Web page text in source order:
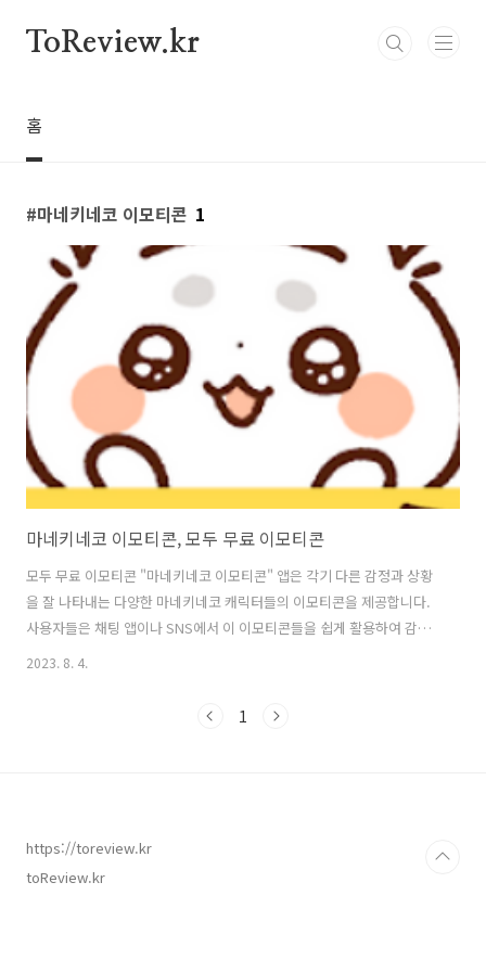
ToReview.kr
홈
마네키네코 이모티콘 1
마네키네코 이모티콘, 모두 무료 이모티콘
모두 무료 이모티콘 "마네키네코 이모티콘" 앱은 각기 다른 감정과 상황
을 잘 나타내는 다양한 마네키네코 캐릭터들의 이모티콘을 제공합니다.
사용자들은 채팅 앱이나 SNS에서 이 이모티콘들을 쉽게 활용하여 감정
을 표현하거나 대화를 더욱 즐겁게 만들 수 있습니다. 이 앱에는 다양한
을 통해 서로 다른 감정과 상황을 표현합니다. 예를 들어, 기쁨, 슬픔, 놀
티콘을 쉽게 찾을..
2023. 8. 4.
1
https://toreview.kr
toReview.kr